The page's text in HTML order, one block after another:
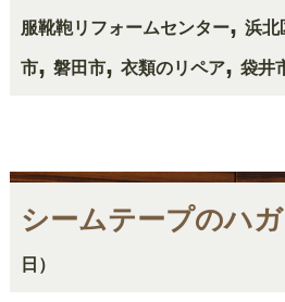
服靴鞄リフォームセンター, 浜北
市, 磐田市, 衣類のリペア, 袋井
シームテープのハ
日）